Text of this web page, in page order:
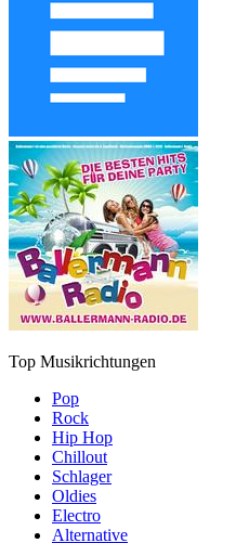
Top Musikrichtungen
Pop
Rock
Hip Hop
Chillout
Schlager
Oldies
Electro
Alternative